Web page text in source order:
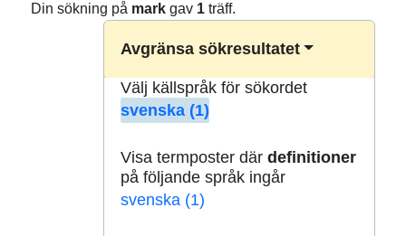
Din sökning på markgav 1träff.
Avgränsa sökresultatet
Välj källspråk för sökordet
svenska (1)
Visa termposter där definitioner
på följande språk ingår
svenska (1)